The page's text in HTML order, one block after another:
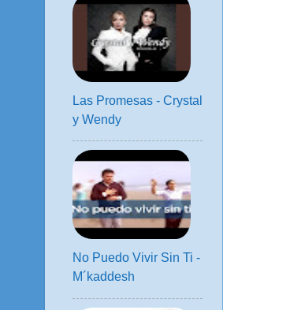
Las Promesas - Crystal
y Wendy
No Puedo Vivir Sin Ti -
M´kaddesh